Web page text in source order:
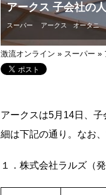
アークス 子会社の
スーパー アークス オータニ
激流オンライン » スーパー »
アークスは5月14日、
細は下記の通り。なお
１．株式会社ラルズ（